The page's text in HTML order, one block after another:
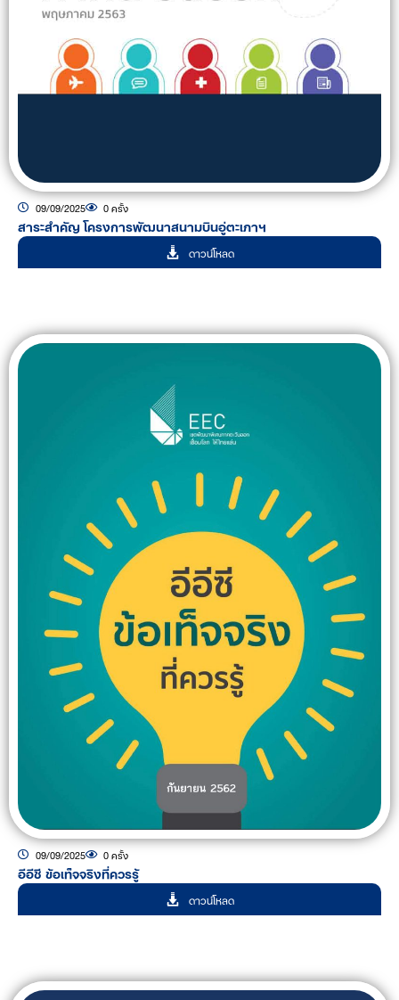
09/09/2025 0 ครั้ง
สาระสำคัญ โครงการพัฒนาสนามบินอู่ตะเภาฯ
ดาวน์โหลด
09/09/2025 0 ครั้ง
อีอีซี ข้อเท็จจริงที่ควรรู้
ดาวน์โหลด